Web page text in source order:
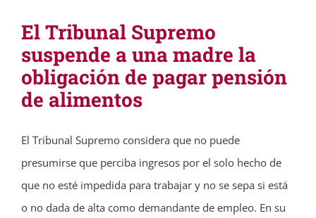
El Tribunal Supremo
suspende a una madre la
obligación de pagar pensión
de alimentos
El Tribunal Supremo considera que no puede
presumirse que perciba ingresos por el solo hecho de
que no esté impedida para trabajar y no se sepa si está
o no dada de alta como demandante de empleo. En su